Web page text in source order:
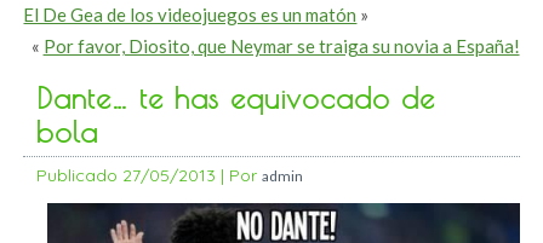
El De Gea de los videojuegos es un matón »
« Por favor, Diosito, que Neymar se traiga su novia a España!
Dante… te has equivocado de
bola
Publicado 27/05/2013 | Por admin